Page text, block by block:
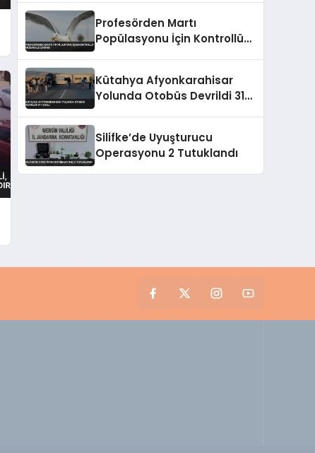
Profesörden Martı
Popülasyonu İçin Kontrollü
Kütahya Afyonkarahisar
Yolunda Otobüs Devrildi 31
Silifke’de Uyuşturucu
Operasyonu 2 Tutuklandı